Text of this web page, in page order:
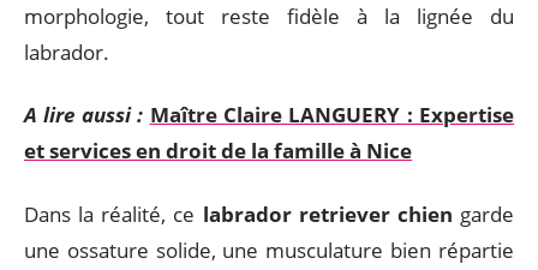
morphologie, tout reste fidèle à la lignée du
labrador.
A lire aussi : Maître Claire LANGUERY : Expertise
et services en droit de la famille à Nice
Dans la réalité, ce labrador retriever chien garde
une ossature solide, une musculature bien répartie